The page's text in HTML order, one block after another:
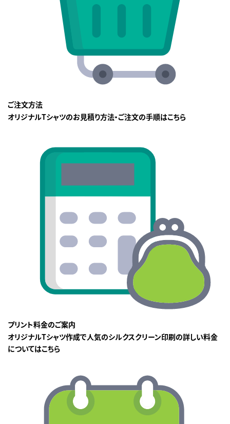
ご注文方法
オリジナルTシャツのお見積り方法・ご注文の手順はこちら
プリント料金のご案内
オリジナルTシャツ作成で人気のシルクスクリーン印刷の詳しい料金
についてはこちら